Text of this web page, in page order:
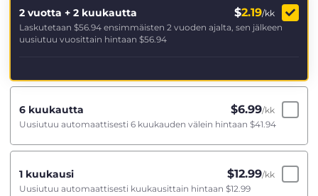
2 vuotta + 2 kuukautta $2.19/kk
Laskutetaan $56.94 ensimmäisten 2 vuoden ajalta, sen jälkeen
uusiutuu vuosittain hintaan $56.94
6 kuukautta $6.99/kk
Uusiutuu automaattisesti 6 kuukauden välein hintaan $41.94
1 kuukausi $12.99/kk
Uusiutuu automaattisesti kuukausittain hintaan $12.99